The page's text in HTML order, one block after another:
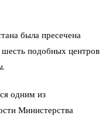
была пресечена
подобных центров
одним из
Министерства